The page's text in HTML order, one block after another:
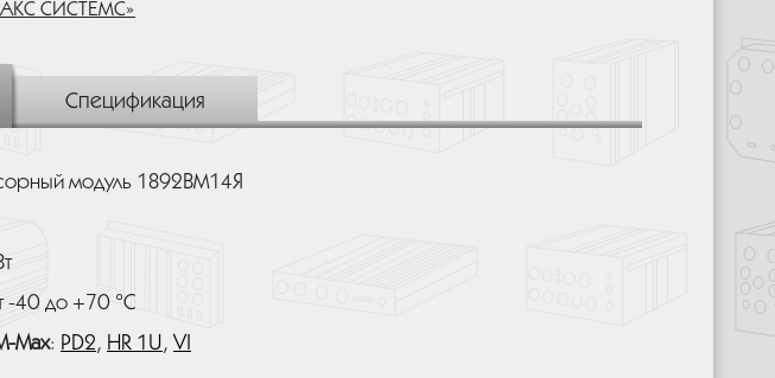
СИСТЕМС»
Спецификация
модуль 1892ВМ14Я
-40 до +70 °C
Max: PD2, HR 1U, VI